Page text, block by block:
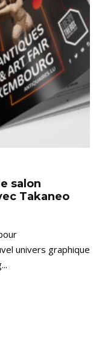
salon
Takaneo
univers graphique